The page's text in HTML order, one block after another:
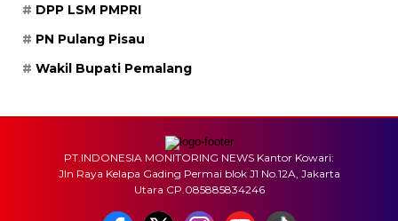
DPP LSM PMPRI
PN Pulang Pisau
Wakil Bupati Pemalang
PT.INDONESIA MONITORING NEWS Kantor Kowari:
Jln Raya Kelapa Gading Permai blok J1 No.12A, Jakarta
Utara CP.085885834246